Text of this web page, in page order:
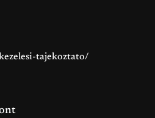
tajekoztato/